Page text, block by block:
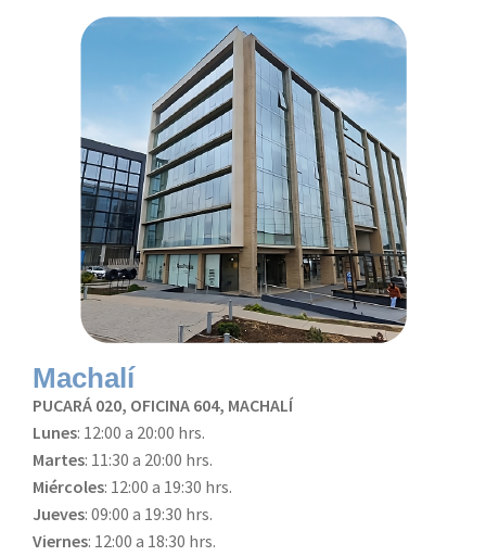
Machalí
PUCARÁ 020, OFICINA 604, MACHALÍ
Lunes: 12:00 a 20:00 hrs.
Martes: 11:30 a 20:00 hrs.
Miércoles: 12:00 a 19:30 hrs.
Jueves: 09:00 a 19:30 hrs.
Viernes: 12:00 a 18:30 hrs.